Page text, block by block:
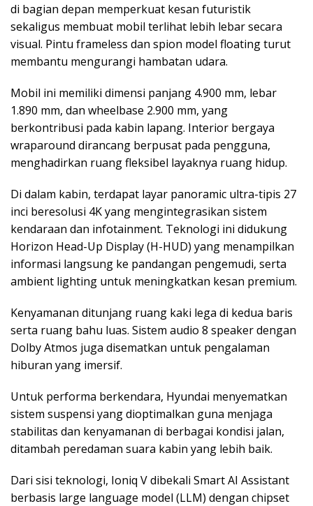
di bagian depan memperkuat kesan futuristik
sekaligus membuat mobil terlihat lebih lebar secara
visual. Pintu frameless dan spion model floating turut
membantu mengurangi hambatan udara.
Mobil ini memiliki dimensi panjang 4.900 mm, lebar
1.890 mm, dan wheelbase 2.900 mm, yang
berkontribusi pada kabin lapang. Interior bergaya
wraparound dirancang berpusat pada pengguna,
menghadirkan ruang fleksibel layaknya ruang hidup.
Di dalam kabin, terdapat layar panoramic ultra-tipis 27
inci beresolusi 4K yang mengintegrasikan sistem
kendaraan dan infotainment. Teknologi ini didukung
Horizon Head-Up Display (H-HUD) yang menampilkan
informasi langsung ke pandangan pengemudi, serta
ambient lighting untuk meningkatkan kesan premium.
Kenyamanan ditunjang ruang kaki lega di kedua baris
serta ruang bahu luas. Sistem audio 8 speaker dengan
Dolby Atmos juga disematkan untuk pengalaman
hiburan yang imersif.
Untuk performa berkendara, Hyundai menyematkan
sistem suspensi yang dioptimalkan guna menjaga
stabilitas dan kenyamanan di berbagai kondisi jalan,
ditambah peredaman suara kabin yang lebih baik.
Dari sisi teknologi, Ioniq V dibekali Smart AI Assistant
berbasis large language model (LLM) dengan chipset